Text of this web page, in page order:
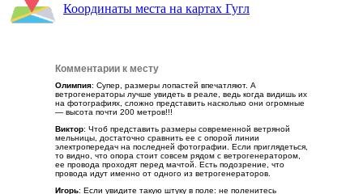
Координаты места на картах Гугл
Комментарии к месту
Олимпия: Супер, размеры лопастей впечатляют. А
ветрогенераторы лучше увидеть в реале, ведь когда видишь их
на фотографиях, сложно представить насколько они огромные
— высота почти 200 метров!!!
Виктор: Чтоб представить размеры современной ветряной
мельницы, достаточно сравнить ее с опорой линии
электропередач на последней фотографии. Если приглядеться,
то видно, что опора стоит совсем рядом с ветрогенератором,
ее провода проходят перед мачтой. Есть подозрение, что
провода идут именно от одного из ветрогенераторов.
Игорь: Если увидите такую штуку в поле: не поленитесь